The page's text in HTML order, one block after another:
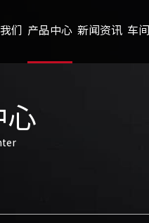
们 产品中心 新闻资讯 车
心